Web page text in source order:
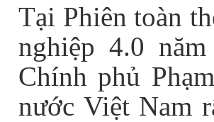
Tại Phiên toàn
nghiệp 4.0
Chính phủ
nước Việt Nam